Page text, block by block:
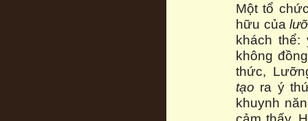
Một tổ
hữu của
khách
không
thức,
tạo ra ý
khuynh